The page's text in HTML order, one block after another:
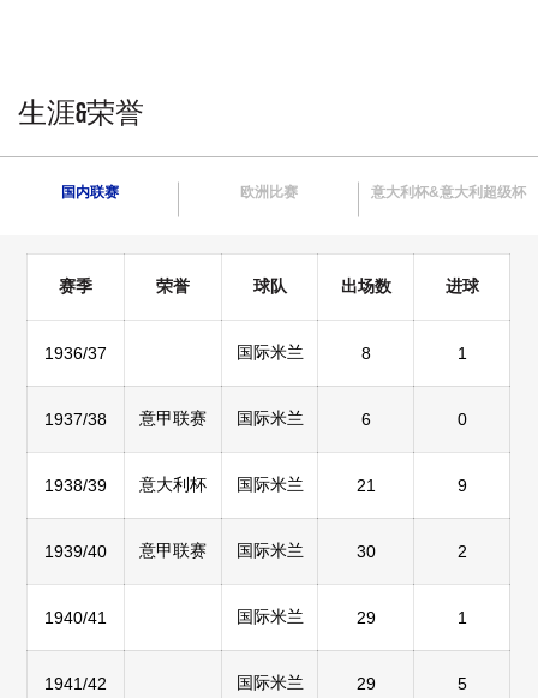
生涯&荣誉
意大利杯&意大利超级杯
欧洲比赛
国内联赛
赛季 荣誉 球队 出场数 进球
1936/37 国际米兰 8 1
1937/38 意甲联赛 国际米兰 6 0
1938/39 意大利杯 国际米兰 21 9
1939/40 意甲联赛 国际米兰 30 2
1940/41 国际米兰 29 1
1941/42 国际米兰 29 5